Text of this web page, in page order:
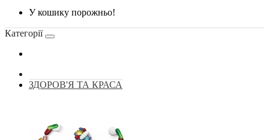
У кошику порожньо!
Категорії
ЗДОРОВ'Я ТА КРАСА